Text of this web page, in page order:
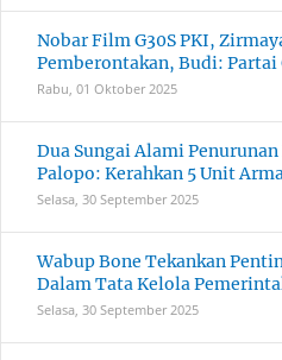
Nobar Film G30S PKI,
Pemberontakan, Budi: Partai
Rabu, 01 Oktober 2025
Dua Sungai Alami
Palopo: Kerahkan 5 Unit
Selasa, 30 September 2025
Wabup Bone Tekankan
Dalam Tata Kelola
Selasa, 30 September 2025